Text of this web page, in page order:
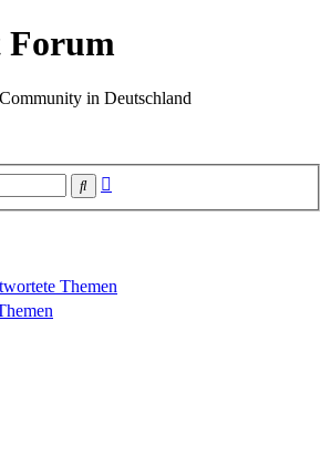
Forum
in Deutschland
Suche
Themen